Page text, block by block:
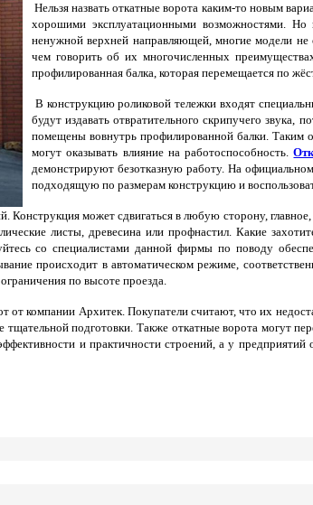
Нельзя назвать откатные ворота каким-то новым
хорошими эксплуатационными возможностями. Но
ненужной верхней направляющей, многие модели
чем говорить об их многочисленных
профилированная балка, которая перемещается по
В конструкцию роликовой тележки входят
будут издавать отвратительного скрипучего звука,
помещены вовнутрь профилированной балки. Таким
могут оказывать влияние на работоспособность.
демонстрируют безотказную работу. На
подходящую по размерам конструкцию и
Конструкция может сдвигаться в любую сторону,
листы, древесина или профнастил. Какие
со специалистами данной фирмы по поводу
происходит в автоматическом режиме,
по высоте проезда.
компании Архитек. Покупатели считают, что их
тщательной подготовки. Также откатные ворота могут
и практичности строений, а у